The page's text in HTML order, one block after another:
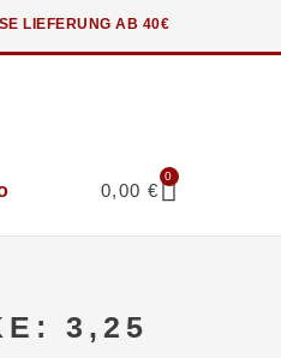
LIEFERUNG AB 40€
0,00€
0
3,25